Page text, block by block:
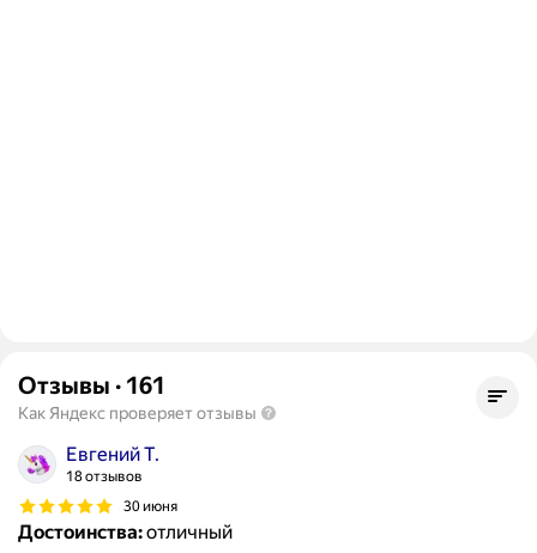
Отзывы · 161
Как Яндекс проверяет отзывы
Евгений Т.
18 отзывов
30 июня
Достоинства:отличный